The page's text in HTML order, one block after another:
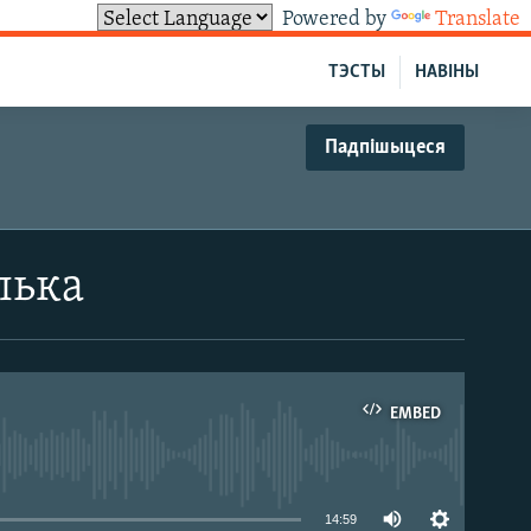
Powered by Translate
НАВІНЫ
ТЭСТЫ
Падпішыцеся
EMBED
14:59